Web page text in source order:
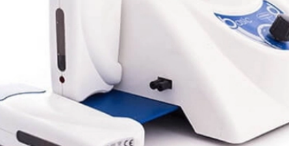
EBM14
În stoc
469,00 lei Preț: 399,00 lei